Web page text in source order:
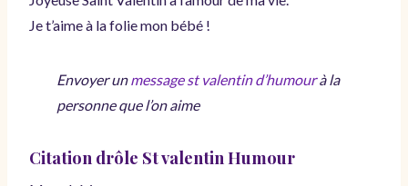
Je t’aime à la folie mon bébé !
Envoyer unmessage st valentin d’humourà la
personne que l’on aime
Citation drôle St valentin Humour